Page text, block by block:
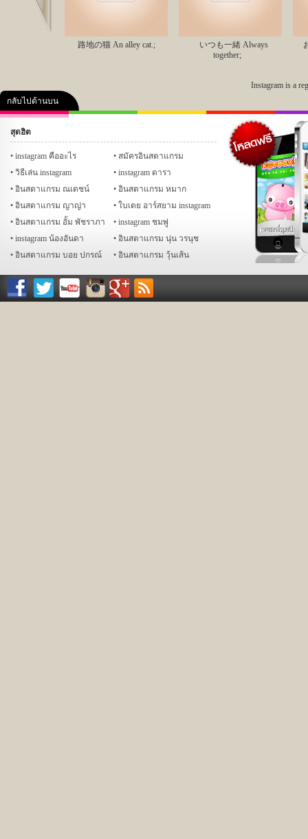
路地の猫 An alley cat.;
いつも一緒 Always
together;
Instagram is a
กลับไปด้านบน
เฟซบุ๊ก ทวิ
Glitter
สุดฮิต
instagram คืออะไร
สมัครอินสตาแกรม
วิธีเล่น instagram
instagram ดารา
อินสตาแกรม ณเดชน์
อินสตาแกรม หมาก
อินสตาแกรม ญาญ่า
ใบเตย อาร์สยาม instagram
อินสตาแกรม อั้ม พัชราภา
instagram ชมพู่
instagram น้องอันดา
อินสตาแกรม นุ่น วรนุช
อินสตาแกรม บอย ปกรณ์
อินสตาแกรม วุ้นเส้น